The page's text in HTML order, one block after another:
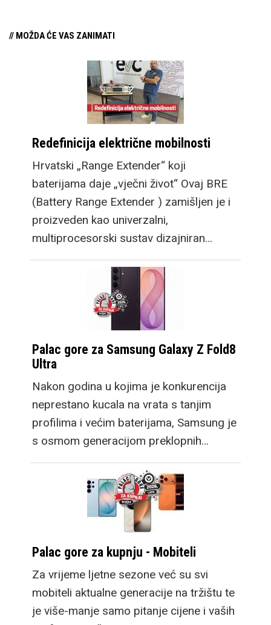
// MOŽDA ĆE VAS ZANIMATI
Redefinicija električne mobilnosti
Hrvatski „Range Extender“ koji
baterijama daje „vječni život“ Ovaj BRE
(Battery Range Extender ) zamišljen je i
proizveden kao univerzalni,
multiprocesorski sustav dizajniran…
Palac gore za Samsung Galaxy Z Fold8
Ultra
Nakon godina u kojima je konkurencija
neprestano kucala na vrata s tanjim
profilima i većim baterijama, Samsung je
s osmom generacijom preklopnih…
Palac gore za kupnju - Mobiteli
Za vrijeme ljetne sezone već su svi
mobiteli aktualne generacije na tržištu te
je više-manje samo pitanje cijene i vaših